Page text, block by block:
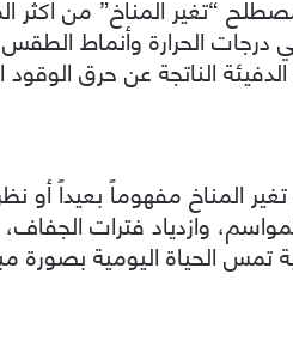
درجات الحرارة وأنماط
الناتجة عن حرق
المناخ مفهوماً بعيداً أو
وازدياد فترات الجفاف،
تمس الحياة اليومية بصورة